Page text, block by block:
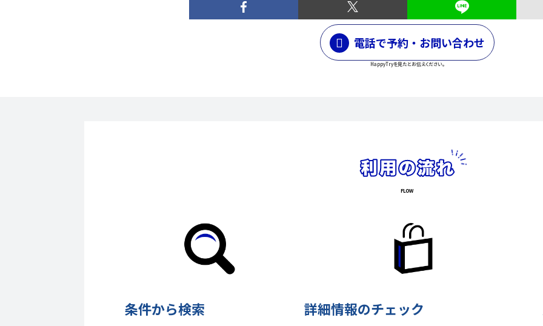
電話で予約・お問い合わせ
HappyTryを見たとお伝えください。
条件から検索 詳細情報のチェック